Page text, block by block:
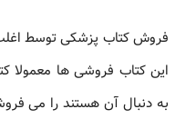
فروش کتاب پزشکی توسط
این کتاب فروشی ها معمولا
به دنبال آن هستند را می